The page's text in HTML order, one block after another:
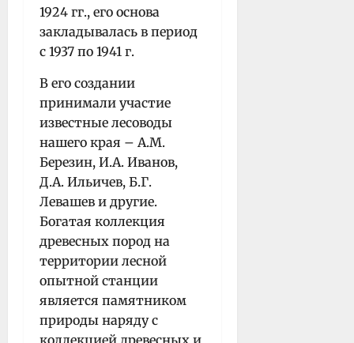
1924 гг., его основа
закладывалась в период
с 1937 по 1941 г.
В его создании
принимали участие
известные лесоводы
нашего края – A.M.
Березин, И.А. Иванов,
Д.А. Ильичев, Б.Г.
Левашев и другие.
Богатая коллекция
древесных пород на
территории лесной
опытной станции
является памятником
природы наряду с
коллекцией древесных и